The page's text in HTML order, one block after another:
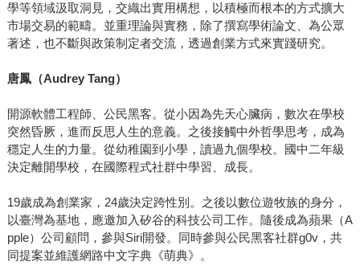
學等領域汲取洞見，交織出實用構想，以積極而根本的方式擴大
市場交易的範疇。並重理論與實務，除了撰寫學術論文、為公眾
著述，也不斷與政策制定者交流，透過創業方式來實踐研究。
唐鳳（Audrey Tang）
開源軟體工程師、公民黑客。從小因為先天心臟病，數次在學校
突然昏厥，進而反思人生的意義。之後接觸中外哲學思考，成為
穩定人生的力量。從幼稚園到小學，讀過九個學校。國中二年級
決定離開學校，在國際程式社群中學習、成長。
19歲成為創業家，24歲決定跨性別。之後以數位遊牧族的身分，
以臺灣為基地，應邀加入矽谷的科技公司工作。隨後成為蘋果（A
pple）公司顧問，參與Siri開發。同時參與公民黑客社群g0v，共
同提案並維護網路中文字典《萌典》。